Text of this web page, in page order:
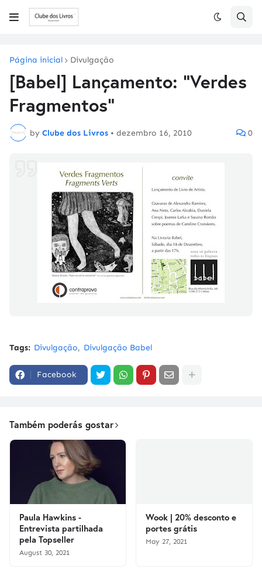
Página inicial Divulgação
[Babel] Lançamento: "Verdes
Fragmentos"
by Clube dos Livros • dezembro 16, 2010 0
Tags: Divulgação Divulgação Babel
Facebook
Também poderás gostar
Paula Hawkins -
Entrevista partilhada
pela Topseller
August 30, 2021
Wook | 20% desconto e
portes grátis
May 27, 2021